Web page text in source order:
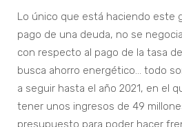
Lo único que está haciendo este
pago de una deuda, no se
con respecto al pago de la tasa
busca ahorro energético… todo
a seguir hasta el año 2021, en el
tener unos ingresos de 49
presupuesto para poder hacer